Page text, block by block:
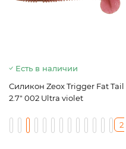
Есть в наличии
Силикон Zeox Trigger Fat Tail
2.7" 002 Ultra violet
2.7